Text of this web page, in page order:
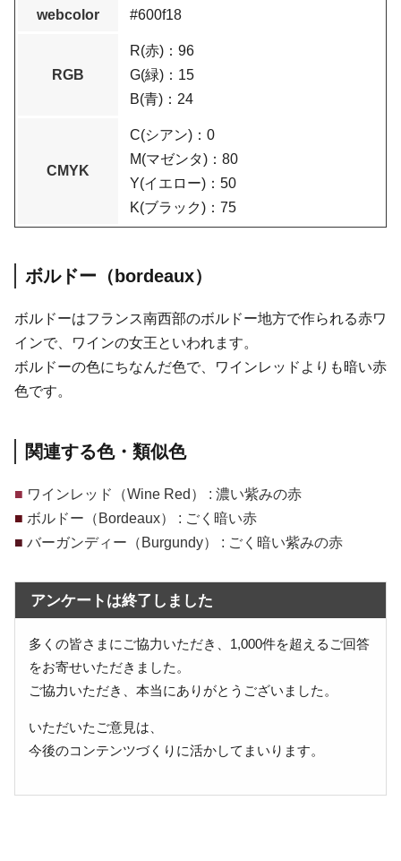
webcolor #600f18
RGB
R(赤)：96
G(緑)：15
B(青)：24
CMYK
C(シアン)：0
M(マゼンタ)：80
Y(イエロー)：50
K(ブラック)：75
ボルドー（bordeaux）
ボルドーはフランス南西部のボルドー地方で作られる赤ワ
インで、ワインの女王といわれます。
ボルドーの色にちなんだ色で、ワインレッドよりも暗い赤
色です。
関連する色・類似色
■ ワインレッド（Wine Red） : 濃い紫みの赤
■ ボルドー（Bordeaux） : ごく暗い赤
■ バーガンディー（Burgundy） : ごく暗い紫みの赤
アンケートは終了しました
多くの皆さまにご協力いただき、1,000件を超えるご回答
をお寄せいただきました。
ご協力いただき、本当にありがとうございました。
いただいたご意見は、
今後のコンテンツづくりに活かしてまいります。